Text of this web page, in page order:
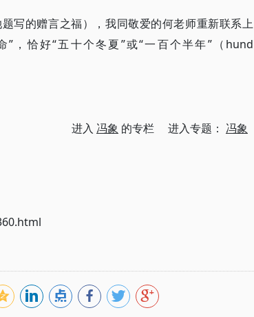
写的赠言之福），我同敬爱的何老师重新联系上
，恰好“五十个冬夏”或“一百个半年”（hund
进入 冯象 的专栏 进入专题： 冯象